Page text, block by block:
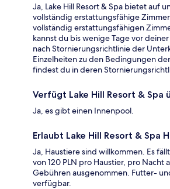
Ja, Lake Hill Resort & Spa bietet auf
vollständig erstattungsfähige
vollständig erstattungsfähigen
kannst du bis wenige Tage vor
nach Stornierungsrichtlinie der
Einzelheiten zu den Bedingungen
findest du in deren
Verfügt Lake Hill Resort & Spa
Ja, es gibt einen Innenpool.
Erlaubt Lake Hill Resort & Spa
Ja, Haustiere sind willkommen. Es
von 120 PLN pro Haustier, pro Nacht
Gebühren ausgenommen. Futter-
verfügbar.